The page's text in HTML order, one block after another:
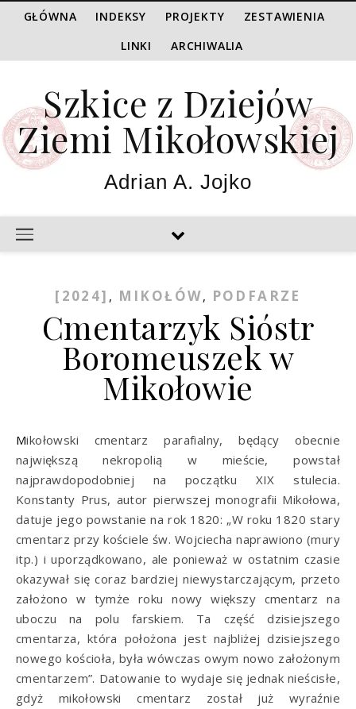
GŁÓWNA INDEKSY PROJEKTY
ZESTAWIENIA
LINKI
ARCHIWALIA
Szkice z Dziejów
Ziemi Mikołowskiej
Adrian A. Jojko
[2024] , MIKOŁÓW, PODFARZE
Cmentarzyk Sióstr
Boromeuszek w
Mikołowie
Mikołowski cmentarz parafialny, będący obecnie
największą nekropolią w mieście, powstał
najprawdopodobniej na początku XIX stulecia.
Konstanty Prus, autor pierwszej monografii Mikołowa,
datuje jego powstanie na rok 1820: „W roku 1820 stary
cmentarz przy kościele św. Wojciecha naprawiono (mury
itp.) i uporządkowano, ale ponieważ w ostatnim czasie
okazywał się coraz bardziej niewystarczającym, przeto
założono w tymże roku nowy większy cmentarz na
uboczu na polu farskiem. Ta część dzisiejszego
cmentarza, która położona jest najbliżej dzisiejszego
nowego kościoła, była wówczas owym nowo założonym
cmentarzem”. Datowanie to wydaje się jednak nieścisłe,
gdyż mikołowski cmentarz został już wyraźnie